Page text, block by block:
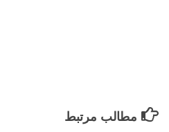
مطالب مرتبط